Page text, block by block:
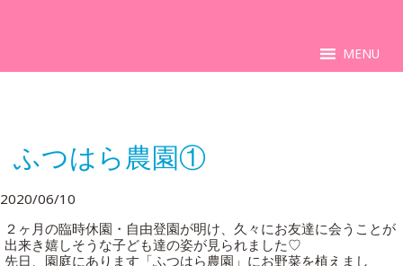
MENU
ふつはら農園①
2020/06/10
２ヶ月の臨時休園・自由登園が明け、久々にお友達に会うことが
出来き嬉しそうな子ども達の姿が見られました♡
先日、園庭にあります「ふつはら農園」にお野菜を植えまし